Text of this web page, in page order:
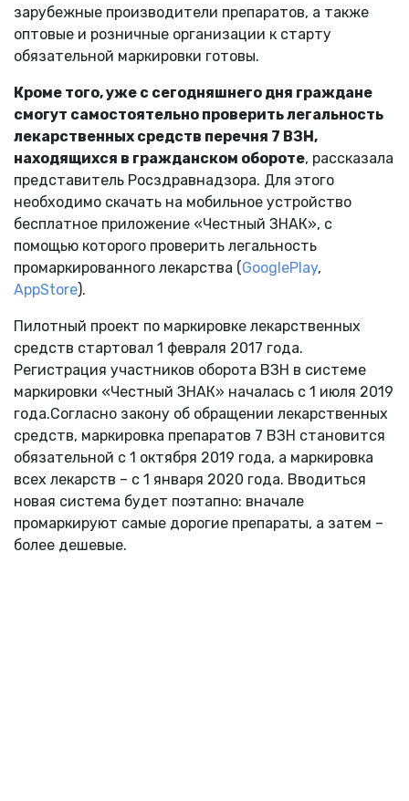
зарубежные производители препаратов, а также
оптовые и розничные организации к старту
обязательной маркировки готовы.
Кроме того, уже с сегодняшнего дня граждане
смогут самостоятельно проверить легальность
лекарственных средств перечня 7 ВЗН,
находящихся в гражданском обороте, рассказала
представитель Росздравнадзора. Для этого
необходимо скачать на мобильное устройство
бесплатное приложение «Честный ЗНАК», с
помощью которого проверить легальность
промаркированного лекарства (GooglePlay,
AppStore).
Пилотный проект по маркировке лекарственных
средств стартовал 1 февраля 2017 года.
Регистрация участников оборота ВЗН в системе
маркировки «Честный ЗНАК» началась с 1 июля 2019
года.Согласно закону об обращении лекарственных
средств, маркировка препаратов 7 ВЗН становится
обязательной с 1 октября 2019 года, а маркировка
всех лекарств – с 1 января 2020 года. Вводиться
новая система будет поэтапно: вначале
промаркируют самые дорогие препараты, а затем –
более дешевые.